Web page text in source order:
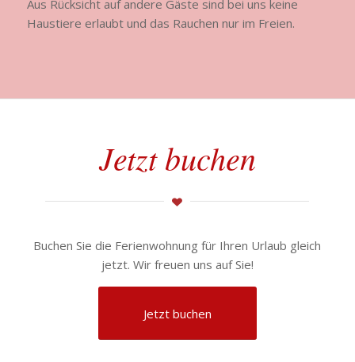
Aus Rücksicht auf andere Gäste sind bei uns keine
Haustiere erlaubt und das Rauchen nur im Freien.
Jetzt buchen
Buchen Sie die Ferienwohnung für Ihren Urlaub gleich
jetzt. Wir freuen uns auf Sie!
Jetzt buchen